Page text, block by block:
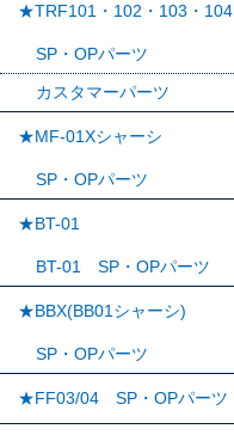
★TRF101・102・103・104
SP・OPパーツ
カスタマーパーツ
★MF-01Xシャーシ
SP・OPパーツ
★BT-01
BT-01 SP・OPパーツ
★BBX(BB01シャーシ)
SP・OPパーツ
★FF03/04 SP・OPパーツ